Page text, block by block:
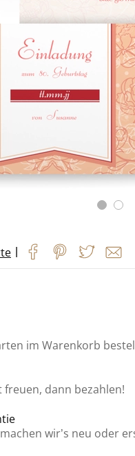
|
im Warenkorb
freuen, dann bezahlen!
wir’s neu oder